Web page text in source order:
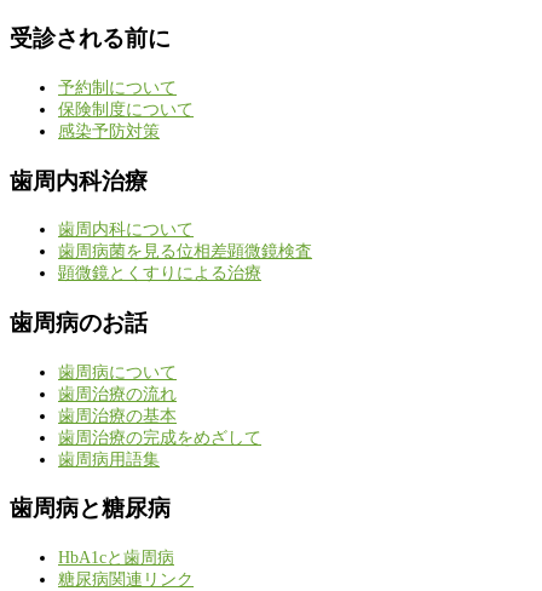
受診される前に
予約制について
保険制度について
感染予防対策
歯周内科治療
歯周内科について
歯周病菌を見る位相差顕微鏡検査
顕微鏡とくすりによる治療
歯周病のお話
歯周病について
歯周治療の流れ
歯周治療の基本
歯周治療の完成をめざして
歯周病用語集
歯周病と糖尿病
HbA1cと歯周病
糖尿病関連リンク